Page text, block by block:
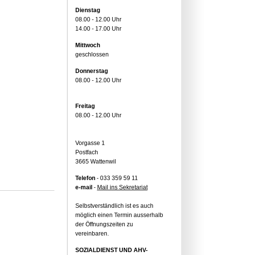
Dienstag
08.00 - 12.00 Uhr
14.00 - 17.00 Uhr
Mittwoch
geschlossen
Donnerstag
08.00 - 12.00 Uhr
Freitag
08.00 - 12.00 Uhr
Vorgasse 1
Postfach
3665 Wattenwil
Telefon- 033 359 59 11
e-mail - Mail ins Sekretariat
Selbstverständlich ist es auch
möglich einen Termin ausserhalb
der Öffnungszeiten zu
vereinbaren.
SOZIALDIENST UND AHV-